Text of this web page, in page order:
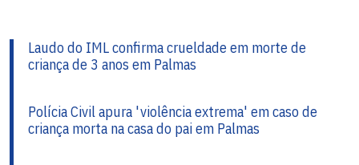
Laudo do IML confirma crueldade em morte de
criança de 3 anos em Palmas
Polícia Civil apura 'violência extrema' em caso de
criança morta na casa do pai em Palmas